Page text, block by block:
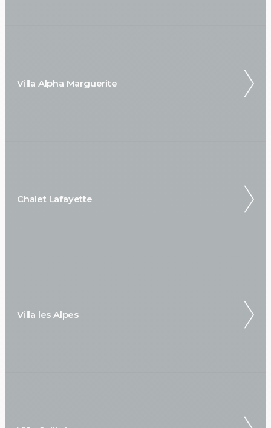
Villa Alpha Marguerite
Chalet Lafayette
Villa les Alpes